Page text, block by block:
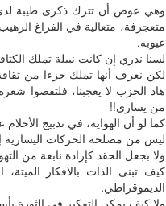
وهي عوض أن تترك ذكرى طيبة لدى
متعجرفة، متعالية في الفراغ
عيوبه.
لسنا ندري إن كانت نبيلة تملك
لكن نعرف أنها تملك جزءا من
هاذ الحزب لا يعجبنا، فلتقصوا
من يساري!!
كما لو أن الهواية، في تدبيج
ليس من مصلحة الحركات اليسارية
ولا بجعل الحقد كإرادة نابعة من
كيف تبنى الذات بالافكار الميتة،
الديموقراطي.
ولا كيف يمكن التفكير في الثورة